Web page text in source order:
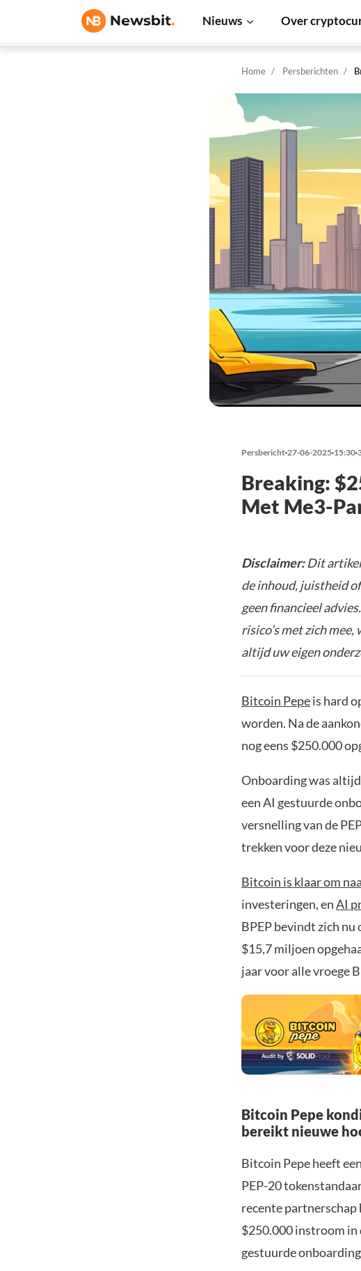
Nieuws Over
Home Persberichten
Persbericht 27-06-2025 15:30
Breaking:
Met Me3-
Disclaimer:Dit artikel
de inhoud, juistheid
geen financieel
risico’s met zich
altijd uw eigen
Bitcoin Pepeis hard
worden. Na de
nog eens $250.000
Onboarding was
een AI gestuurde
versnelling van de
trekken voor deze
Bitcoin is klaar om
investeringen, enAI
BPEP bevindt zich
$15,7 miljoen
jaar voor alle vroege
Bitcoin Pepe
bereikt nieuwe
Bitcoin Pepe heeft
PEP-20
recente
$250.000 instroom in
gestuurde